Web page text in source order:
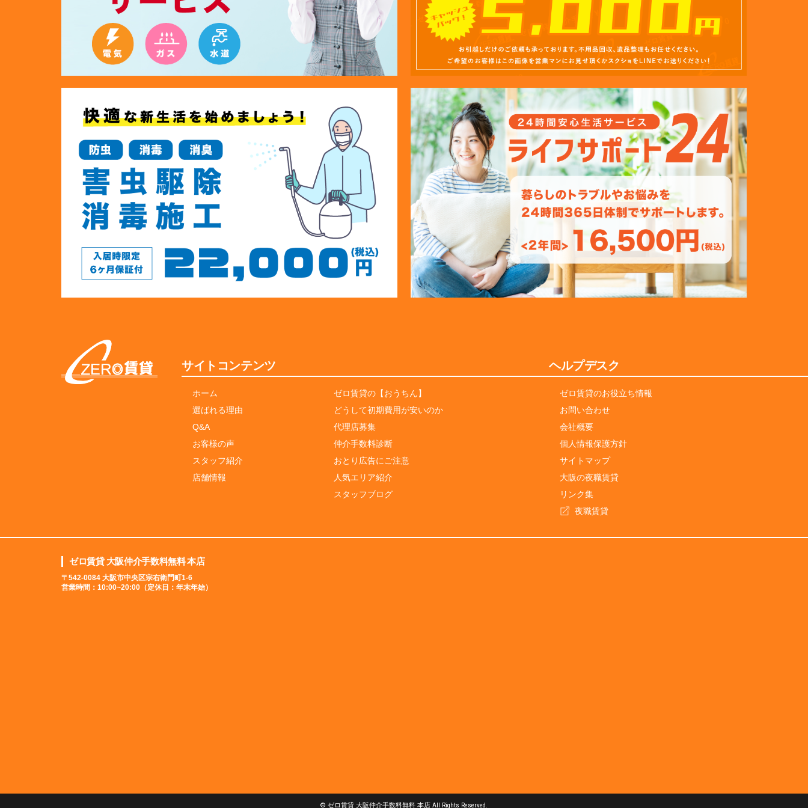
サイトコンテンツ
ホーム
選ばれる理由
Q&A
お客様の声
スタッフ紹介
店舗情報
ゼロ賃貸の【おうちん】
どうして初期費用が安いのか
代理店募集
仲介手数料診断
おとり広告にご注意
人気エリア紹介
スタッフブログ
ヘルプデスク
ゼロ賃貸のお役立ち情報
お問い合わせ
会社概要
個人情報保護方針
サイトマップ
大阪の夜職賃貸
リンク集
夜職賃貸
ゼロ賃貸 大阪仲介手数料無料 本店
〒542-0084 大阪市中央区宗右衛門町1-6
営業時間：10:00~20:00（定休日：年末年始）
© ゼロ賃貸 大阪仲介手数料無料 本店 All Rights Reserved.